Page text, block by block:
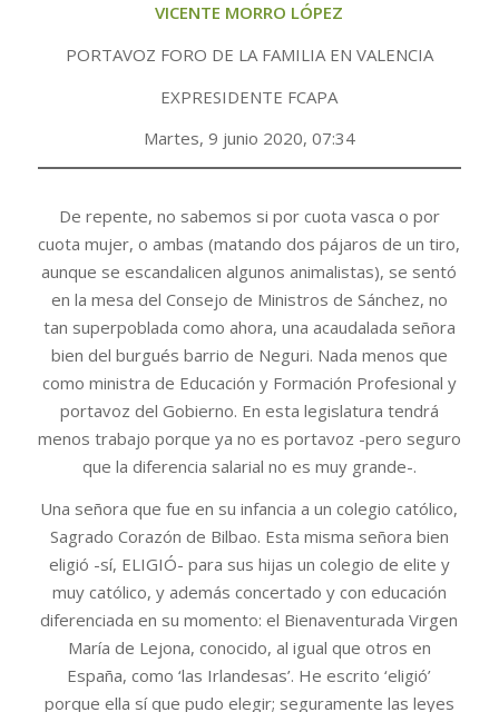
VICENTE MORRO LÓPEZ
PORTAVOZ FORO DE LA FAMILIA EN VALENCIA
EXPRESIDENTE FCAPA
Martes, 9 junio 2020, 07:34
De repente, no sabemos si por cuota vasca o por
cuota mujer, o ambas (matando dos pájaros de un tiro,
aunque se escandalicen algunos animalistas), se sentó
en la mesa del Consejo de Ministros de Sánchez, no
tan superpoblada como ahora, una acaudalada señora
bien del burgués barrio de Neguri. Nada menos que
como ministra de Educación y Formación Profesional y
portavoz del Gobierno. En esta legislatura tendrá
menos trabajo porque ya no es portavoz -pero seguro
que la diferencia salarial no es muy grande-.
Una señora que fue en su infancia a un colegio católico,
Sagrado Corazón de Bilbao. Esta misma señora bien
eligió -sí, ELIGIÓ- para sus hijas un colegio de elite y
muy católico, y además concertado y con educación
diferenciada en su momento: el Bienaventurada Virgen
María de Lejona, conocido, al igual que otros en
España, como ‘las Irlandesas’. He escrito ‘eligió’
porque ella sí que pudo elegir; seguramente las leyes